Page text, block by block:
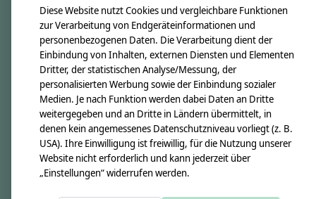
Nähkästchen
Unsere Stoffe
Impressum
Informationen
Kontakt
Versandkosten & Rücksendungen
Zahlungsarten
Diese Website nutzt Cookies und vergleichbare Funktionen
zur Verarbeitung von Endgeräteinformationen und
personenbezogenen Daten. Die Verarbeitung dient der
Einbindung von Inhalten, externen Diensten und Elementen
Dritter, der statistischen Analyse/Messung, der
personalisierten Werbung sowie der Einbindung sozialer
Medien. Je nach Funktion werden dabei Daten an Dritte
weitergegeben und an Dritte in Ländern übermittelt, in
denen kein angemessenes Datenschutzniveau vorliegt (z. B.
USA). Ihre Einwilligung ist freiwillig, für die Nutzung unserer
Website nicht erforderlich und kann jederzeit über
„Einstellungen“ widerrufen werden.